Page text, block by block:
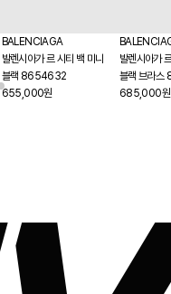
BALENCIAGA
발렌시아가 르 시티 백 미니
블랙 8654632
655,000원
발렌시아가
블랙 브라
685,000원